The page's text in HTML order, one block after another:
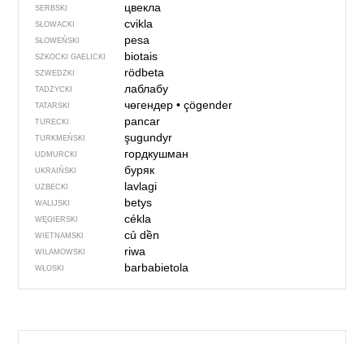
SERBSKI цвекла
SŁOWACKI cvikla
SŁOWEŃSKI pesa
SZKOCKI GAELICKI biotais
SZWEDZKI rödbeta
TADŻYCKI лаблабу
TATARSKI чөгендер• çögender
TURECKI pancar
TURKMEŃSKI şugundyr
UDMURCKI гордкушман
UKRAIŃSKI буряк
UZBECKI lavlagi
WALIJSKI betys
WĘGIERSKI cékla
WIETNAMSKI củ dền
WILAMOWSKI riwa
WŁOSKI barbabietola